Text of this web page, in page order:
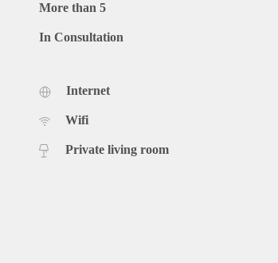
More than 5
In Consultation
Internet
Wifi
Private living room